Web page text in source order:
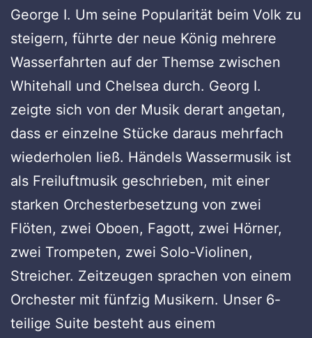
George I. Um seine Popularität beim Volk zu
steigern, führte der neue König mehrere
Wasserfahrten auf der Themse zwischen
Whitehall und Chelsea durch. Georg I.
zeigte sich von der Musik derart angetan,
dass er einzelne Stücke daraus mehrfach
wiederholen ließ. Händels Wassermusik ist
als Freiluftmusik geschrieben, mit einer
starken Orchesterbesetzung von zwei
Flöten, zwei Oboen, Fagott, zwei Hörner,
zwei Trompeten, zwei Solo-Violinen,
Streicher. Zeitzeugen sprachen von einem
Orchester mit fünfzig Musikern. Unser 6-
teilige Suite besteht aus einem